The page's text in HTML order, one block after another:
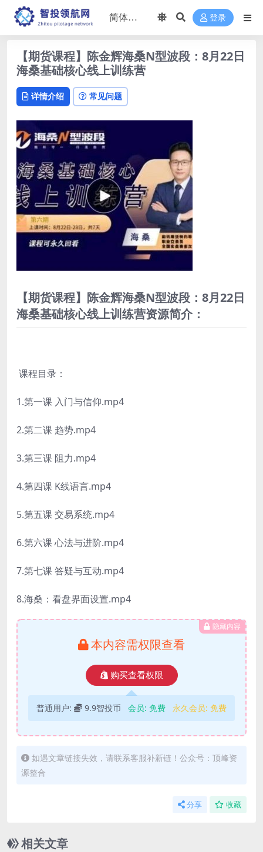
登录
【期货课程】陈金辉海桑N型波段：8月22日
海桑基础核心线上训练营
详情介绍 常见问题
【期货课程】陈金辉海桑N型波段：8月22日
海桑基础核心线上训练营资源简介：
课程目录：
1.第一课 入门与信仰.mp4
2.第二课 趋势.mp4
3.第三课 阻力.mp4
4.第四课 K线语言.mp4
5.第五课 交易系统.mp4
6.第六课 心法与进阶.mp4
7.第七课 答疑与互动.mp4
8.海桑：看盘界面设置.mp4
隐藏内容
本内容需权限查看
购买查看权限
普通用户: 9.9智投币 会员: 免费 永久会员: 免费
如遇文章链接失效，请联系客服补新链！公众号：顶峰资
源整合
分享 收藏
相关文章